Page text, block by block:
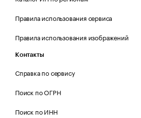
Правила использования сервиса
Правила использования изображений
Контакты
Справка по сервису
Поиск по ОГРН
Поиск по ИНН